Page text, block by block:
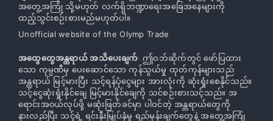
အတွေ့အကြုံ သို့မဟုတ် လက်ရှိဘဏ္ဍာရေးအခြေအနေများကို
ထည့်သွင်းစဉ်းစားမည်မဟုတ်ပါ။
Unofficial website of the Olymp Trade
အထွေထွေအန္တရာယ် အသိပေးချက်: ဤဝဘ်ဆိုက်တွင် ဖော်ပြထား
သော ကုမ္ပဏီမှ ပေးဆောင်သော ကုန်သွယ်မှု ထုတ်ကုန်များသည်
အန္တရာယ် မြင့်မားပြီး သင့်ရန်ပုံငွေများ အားလုံးကို ဆုံးရှုံးစေနိုင်သည်။
သင့်ငွေဆုံးရှုံးနိုင်ချေ မြင့်မားနိုင်ချေကို သင်စဉ်းစားသင့်သည်။ အ
ရောင်းအ၀ယ်လုပ်ဖို့ မဆုံးဖြတ်ခင်မှာ ပါဝင်တဲ့ အန္တရာယ်တွေကို
နားလည်ပြီး သင့်ရဲ့ ရင်းနှီးမြှုပ်နှံမှု ရည်မှန်းချက်တွေနဲ့ အတွေ့အကြုံ